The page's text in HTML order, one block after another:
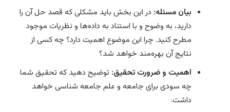
بیان مسئله: در این بخش باید مشکلی که قصد حل آن را
دارید، به وضوح و با استناد به داده‌ها و نظریات موجود
مطرح کنید. چرا این موضوع اهمیت دارد؟ چه کسی از
نتایج آن بهره‌مند خواهد شد؟
اهمیت و ضرورت تحقیق: توضیح دهید که تحقیق شما
چه سودی برای جامعه و علم جامعه شناسی خواهد
داشت.